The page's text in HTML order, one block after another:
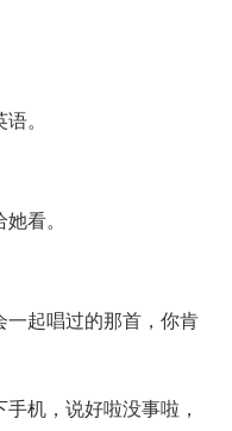
。
看。
起唱过的那首，你肯
机，说好啦没事啦，